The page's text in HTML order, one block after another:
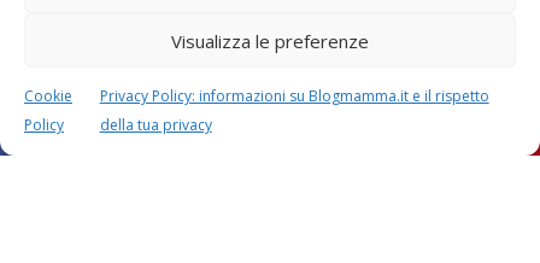
Visualizza le preferenze
Cookie
Policy
Privacy Policy: informazioni su Blogmamma.it e il rispetto
della tua privacy